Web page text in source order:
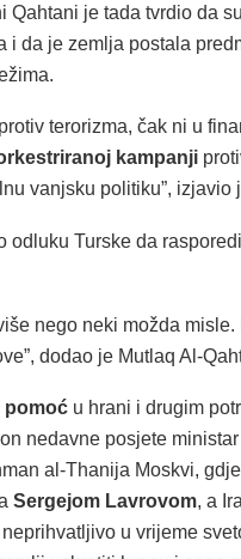
Qahtani je tada tvrdio da
i da je zemlja postala
terorizma, čak ni u
kampanji
vanjsku politiku”, izjavio
odluku Turske da
nego neki možda misle.
dodao je Mutlaq Al-
pomoću hrani i drugim
nedavne posjete
al-Thanija Moskvi,
Sergejom Lavrovom, a
u vrijeme